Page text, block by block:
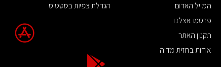
המייל האדום
פרסמו אצלנו
תקנון האתר
אודות בחזית מדיה
הגדלת צפיות בסטטוס